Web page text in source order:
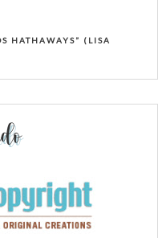
HATHAWAYS” (LISA